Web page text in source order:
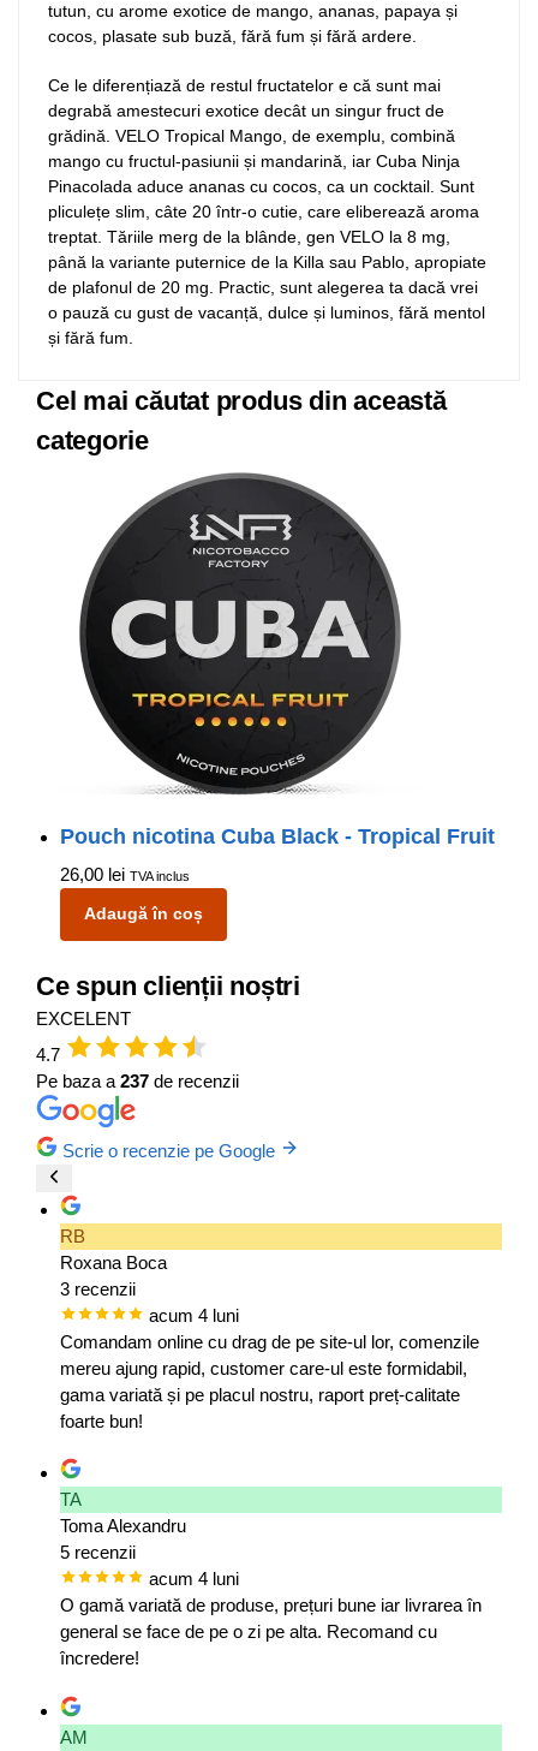
tutun, cu arome exotice de mango, ananas, papaya și
cocos, plasate sub buză, fără fum și fără ardere.
Ce le diferențiază de restul fructatelor e că sunt mai
degrabă amestecuri exotice decât un singur fruct de
grădină. VELO Tropical Mango, de exemplu, combină
mango cu fructul-pasiunii și mandarină, iar Cuba Ninja
Pinacolada aduce ananas cu cocos, ca un cocktail. Sunt
pliculețe slim, câte 20 într-o cutie, care eliberează aroma
treptat. Tăriile merg de la blânde, gen VELO la 8 mg,
până la variante puternice de la Killa sau Pablo, apropiate
de plafonul de 20 mg. Practic, sunt alegerea ta dacă vrei
o pauză cu gust de vacanță, dulce și luminos, fără mentol
și fără fum.
Cel mai căutat produs din această
categorie
Pouch nicotina Cuba Black - Tropical Fruit
26,00 lei TVA inclus
Adaugă în coș
Ce spun clienții noștri
EXCELENT
4.7
Pe baza a 237 de recenzii
Scrie o recenzie pe Google
RB
Roxana Boca
3 recenzii
acum 4 luni
Comandam online cu drag de pe site-ul lor, comenzile
mereu ajung rapid, customer care-ul este formidabil,
gama variată și pe placul nostru, raport preț-calitate
foarte bun!
TA
Toma Alexandru
5 recenzii
acum 4 luni
O gamă variată de produse, prețuri bune iar livrarea în
general se face de pe o zi pe alta. Recomand cu
încredere!
AM